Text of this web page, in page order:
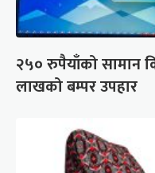
२५० रुपैयाँको सामान
लाखको बम्पर उपहार